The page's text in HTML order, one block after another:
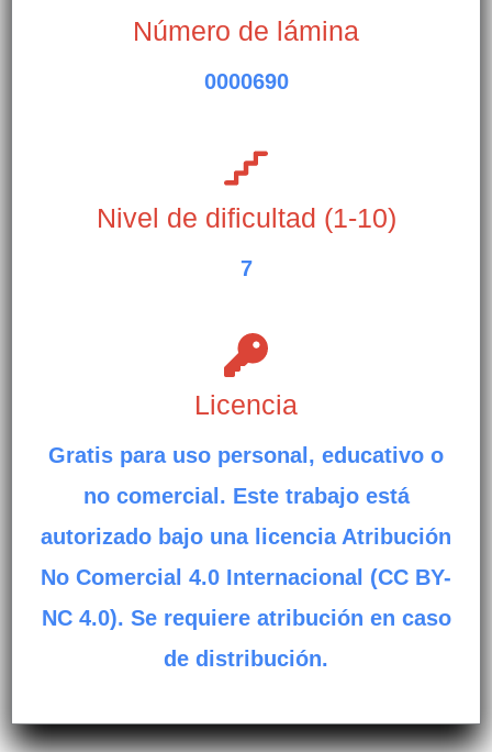
Número de lámina
0000690
Nivel de dificultad (1-10)
7
Licencia
Gratis para uso personal, educativo o
no comercial. Este trabajo está
autorizado bajo una licencia Atribución
No Comercial 4.0 Internacional (CC BY-
NC 4.0). Se requiere atribución en caso
de distribución.